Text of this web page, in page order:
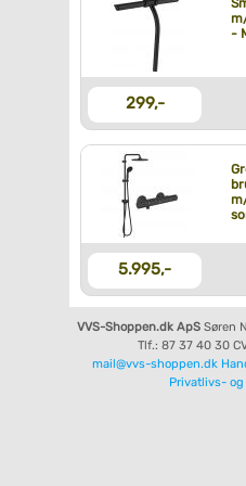
-
299,-
5.995,-
VVS-Shoppen.dk ApS Søren
Tlf.: 87 37 40 30
mail@vvs-shoppen.dk
Privatlivs-